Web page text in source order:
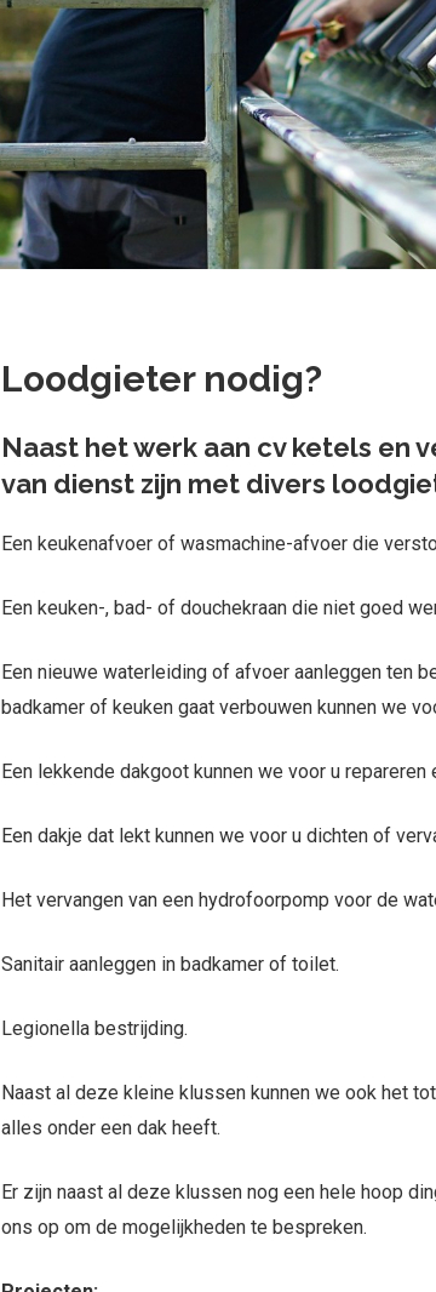
Loodgieter nodig?
Naast het werk aan cv ketels en
van dienst zijn met divers
Een keukenafvoer of wasmachine-afvoer die
Een keuken-, bad- of douchekraan die niet goed
Een nieuwe waterleiding of afvoer aanleggen ten
badkamer of keuken gaat verbouwen kunnen we
Een lekkende dakgoot kunnen we voor u
Een dakje dat lekt kunnen we voor u dichten of
Het vervangen van een hydrofoorpomp voor de
Sanitair aanleggen in badkamer of toilet.
Legionella bestrijding.
Naast al deze kleine klussen kunnen we ook het
alles onder een dak heeft.
Er zijn naast al deze klussen nog een hele hoop
ons op om de mogelijkheden te bespreken.